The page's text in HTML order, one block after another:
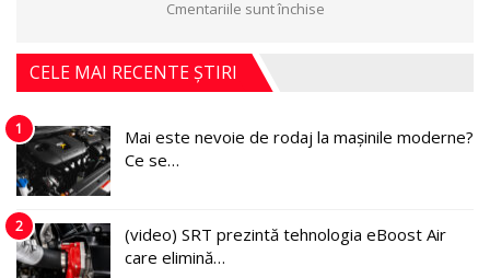
Cmentariile sunt închise
CELE MAI RECENTE ȘTIRI
1
Mai este nevoie de rodaj la mașinile moderne?
Ce se…
2
(video) SRT prezintă tehnologia eBoost Air
care elimină…